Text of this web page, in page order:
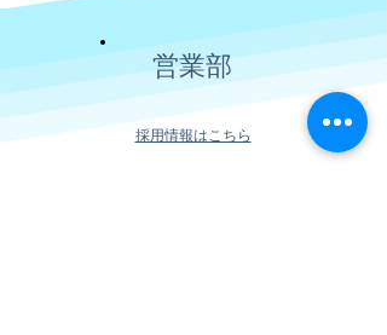
​営業部
​採用情報はこちら